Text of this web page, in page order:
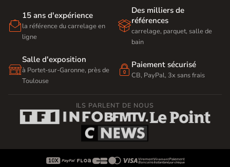

15 ans d'expérience
la référence du carrelage en
ligne

Des milliers de
références
carrelage, parquet, salle de
bain

Salle d'exposition
à Portet-sur-Garonne, près de
Toulouse
 Paiement sécurisé
CB, PayPal, 3x sans frais
ILS PARLENT DE NOUS
